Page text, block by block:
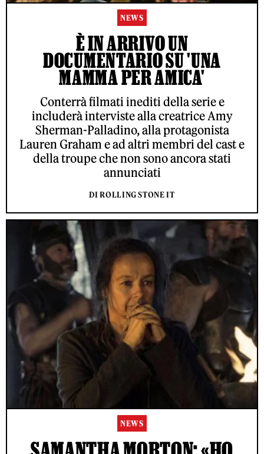
NEWS
È IN ARRIVO UN
DOCUMENTARIO SU 'UNA
MAMMA PER AMICA'
Conterrà filmati inediti della serie e
includerà interviste alla creatrice Amy
Sherman-Palladino, alla protagonista
Lauren Graham e ad altri membri del cast e
della troupe che non sono ancora stati
annunciati
DI ROLLING STONE IT
NEWS